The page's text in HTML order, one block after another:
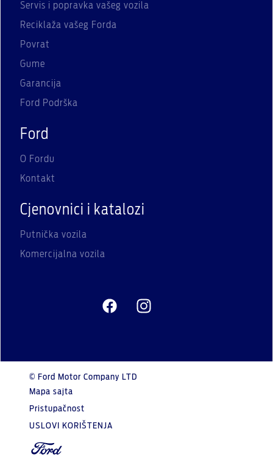
Servis i popravka vašeg vozila
Reciklaža vašeg Forda
Povrat
Gume
Garancija
Ford Podrška
Ford
O Fordu
Kontakt
Cjenovnici i katalozi
Putnička vozila
Komercijalna vozila
© Ford Motor Company LTD
Mapa sajta
Pristupačnost
USLOVI KORIŠTENJA